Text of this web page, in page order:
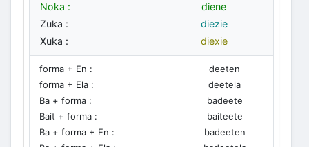
Noka :
diene
Zuka :
diezie
Xuka :
diexie
forma + En :
deeten
forma + Ela :
deetela
Ba + forma :
badeete
Bait + forma :
baiteete
Ba + forma + En :
badeeten